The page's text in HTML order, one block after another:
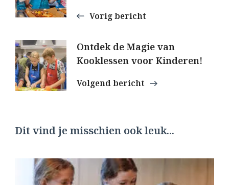
Vorig bericht
Ontdek de Magie van
Kooklessen voor Kinderen!
Volgend bericht
Dit vind je misschien ook leuk...